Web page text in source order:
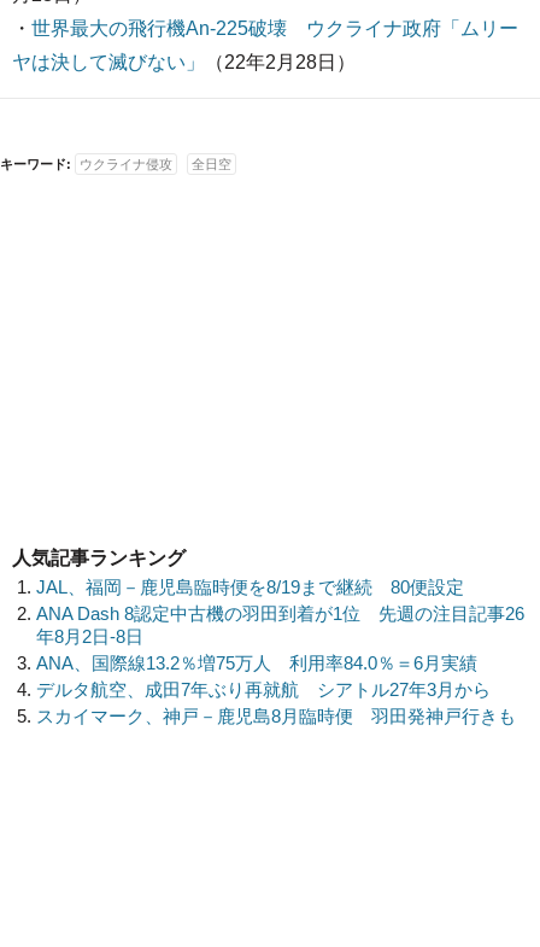
・ 世界最大の飛行機An-225破壊 ウクライナ政府「ムリー
ヤは決して滅びない」
（22年2月28日）
キーワード: ウクライナ侵攻 全日空
人気記事ランキング
JAL、福岡－鹿児島臨時便を8/19まで継続 80便設定
ANA Dash 8認定中古機の羽田到着が1位 先週の注目記事26
年8月2日-8日
ANA、国際線13.2％増75万人 利用率84.0％＝6月実績
デルタ航空、成田7年ぶり再就航 シアトル27年3月から
スカイマーク、神戸－鹿児島8月臨時便 羽田発神戸行きも